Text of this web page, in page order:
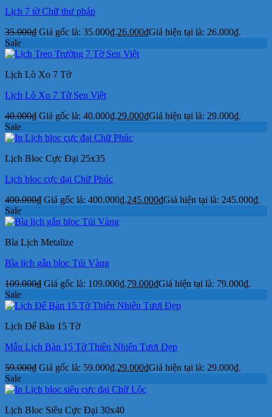
Lịch 7 tờ Chữ thư pháp
35.000₫ Giá gốc là: 35.000₫.26.000₫Giá hiện tại là: 26.000₫.
Sale
Lịch Lò Xo 7 Tờ
Lịch Lò Xo 7 Tờ Sen Việt
40.000₫ Giá gốc là: 40.000₫.29.000₫Giá hiện tại là: 29.000₫.
Sale
Lịch Bloc Cực Đại 25x35
Lịch bloc cực đại Chữ Phúc
400.000₫ Giá gốc là: 400.000₫.245.000₫Giá hiện tại là: 245.000₫.
Sale
Bìa Lịch Metalize
Bìa lịch gắn bloc Túi Vàng
109.000₫ Giá gốc là: 109.000₫.79.000₫Giá hiện tại là: 79.000₫.
Sale
Lịch Để Bàn 15 Tờ
Mẫu Lịch Bàn 15 Tờ Thiên Nhiên Tươi Đẹp
59.000₫ Giá gốc là: 59.000₫.29.000₫Giá hiện tại là: 29.000₫.
Sale
Lịch Bloc Siêu Cực Đại 30x40